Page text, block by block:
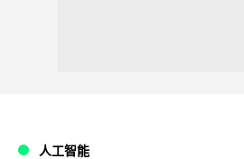
人工智能